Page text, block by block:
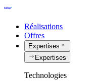
Réalisations
Offres
Expertises
Expertises
Technologies